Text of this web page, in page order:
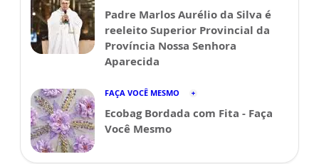
Padre Marlos Aurélio da Silva é
reeleito Superior Provincial da
Província Nossa Senhora
Aparecida
FAÇA VOCÊ MESMO
Ecobag Bordada com Fita - Faça
Você Mesmo